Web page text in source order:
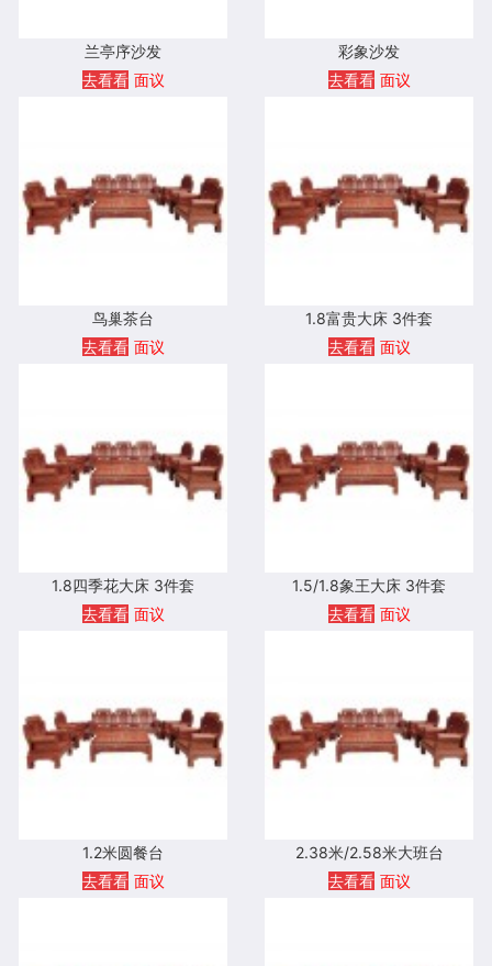
兰亭序沙发
去看看 面议
彩象沙发
去看看 面议
鸟巢茶台
去看看 面议
1.8富贵大床 3件套
去看看 面议
1.8四季花大床 3件套
去看看 面议
1.5/1.8象王大床 3件套
去看看 面议
1.2米圆餐台
去看看 面议
2.38米/2.58米大班台
去看看 面议